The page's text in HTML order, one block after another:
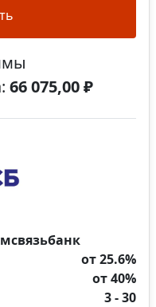
66 075,00 ₽
от 25.6%
от 40%
3 - 30